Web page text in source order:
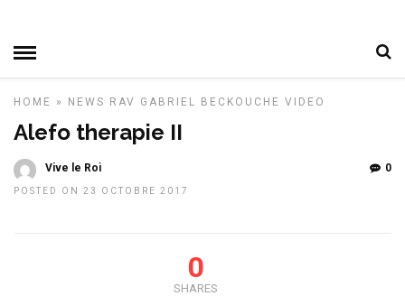
HOME » NEWS RAV GABRIEL BECKOUCHE VIDEO
Alefo therapie II
Vive le Roi
POSTED ON 23 OCTOBRE 2017
0
0
SHARES